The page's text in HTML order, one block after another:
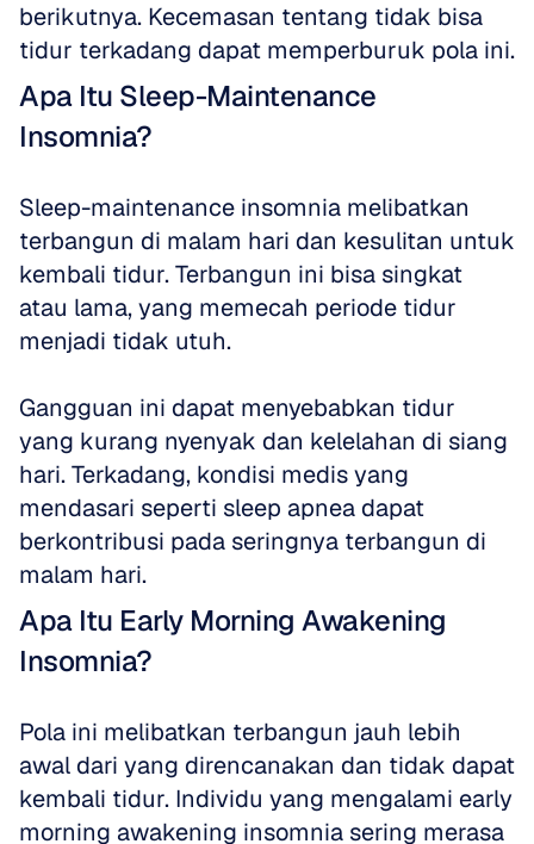
berikutnya. Kecemasan tentang tidak bisa
tidur terkadang dapat memperburuk pola ini.
Apa Itu Sleep-Maintenance
Insomnia?
Sleep-maintenance insomnia melibatkan
terbangun di malam hari dan kesulitan untuk
kembali tidur. Terbangun ini bisa singkat
atau lama, yang memecah periode tidur
menjadi tidak utuh.
Gangguan ini dapat menyebabkan tidur
yang kurang nyenyak dan kelelahan di siang
hari. Terkadang, kondisi medis yang
mendasari seperti sleep apnea dapat
berkontribusi pada seringnya terbangun di
malam hari.
Apa Itu Early Morning Awakening
Insomnia?
Pola ini melibatkan terbangun jauh lebih
awal dari yang direncanakan dan tidak dapat
kembali tidur. Individu yang mengalami early
morning awakening insomnia sering merasa